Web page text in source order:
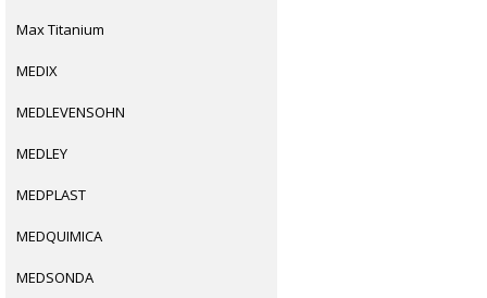
Max Titanium
MEDIX
MEDLEVENSOHN
MEDLEY
MEDPLAST
MEDQUIMICA
MEDSONDA